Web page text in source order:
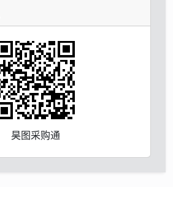
昊图采购通